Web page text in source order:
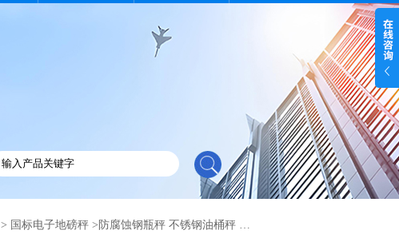
> 国标电子地磅秤 >防腐蚀钢瓶秤 不锈钢油桶秤 防爆电子天平